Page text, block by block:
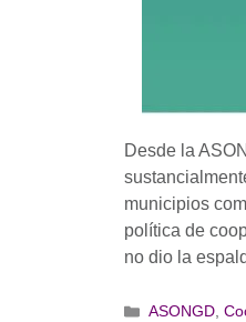
Desde la
municipios
política de
no dio la
Categorías
ASONGD,